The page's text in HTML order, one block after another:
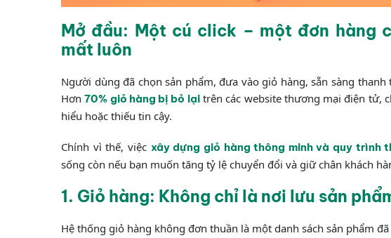
Mở đầu: Một cú click – một đơn hàng
mất luôn
Người dùng đã chọn sản phẩm, đưa vào giỏ hàng, sẵn sàng
Hơn70% giỏ hàng bị bỏ lạitrên các website thương mại điện tử,
hiểu hoặc thiếu tin cậy.
Chính vì thế, việc xây dựng giỏ hàng thông minh và quy trình
sống còn nếu bạn muốn tăng tỷ lệ chuyển đổi và giữ chân khách
1. Giỏ hàng: Không chỉ là nơi lưu sản
Hệ thống giỏ hàng không đơn thuần là một danh sách sản phẩm